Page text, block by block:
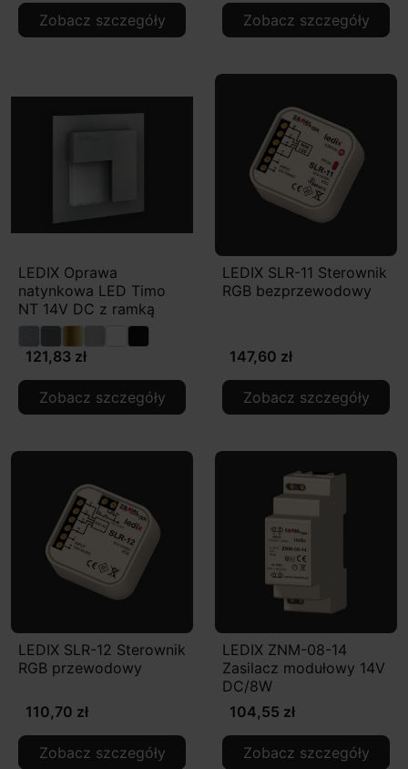
Zobacz szczegóły Zobacz szczegóły
LEDIX Oprawa
natynkowa LED Timo
NT 14V DC z ramką
121,83 zł
Zobacz szczegóły
LEDIX SLR-11 Sterownik
RGB bezprzewodowy
147,60 zł
Zobacz szczegóły
LEDIX SLR-12 Sterownik
RGB przewodowy
110,70 zł
Zobacz szczegóły
LEDIX ZNM-08-14
Zasilacz modułowy 14V
DC/8W
104,55 zł
Zobacz szczegóły